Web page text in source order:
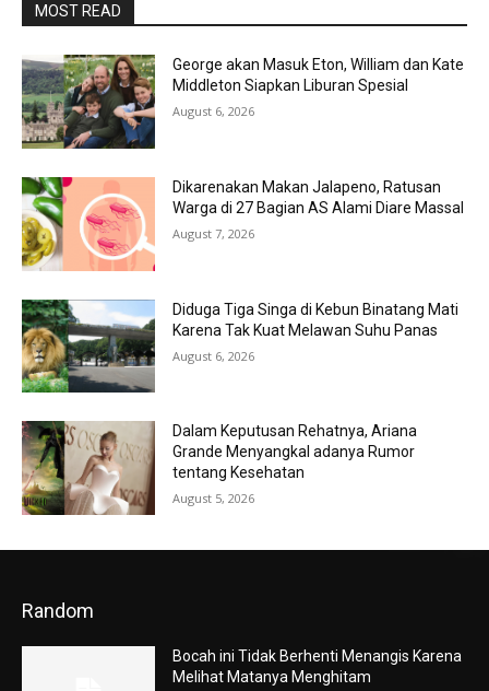
MOST READ
George akan Masuk Eton, William dan Kate
Middleton Siapkan Liburan Spesial
August 6, 2026
Dikarenakan Makan Jalapeno, Ratusan
Warga di 27 Bagian AS Alami Diare Massal
August 7, 2026
Diduga Tiga Singa di Kebun Binatang Mati
Karena Tak Kuat Melawan Suhu Panas
August 6, 2026
Dalam Keputusan Rehatnya, Ariana
Grande Menyangkal adanya Rumor
tentang Kesehatan
August 5, 2026
Random
Bocah ini Tidak Berhenti Menangis Karena
Melihat Matanya Menghitam